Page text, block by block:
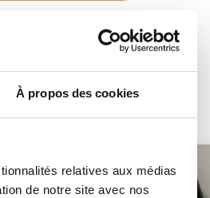
À propos des cookies
relatives aux médias
de notre site avec nos